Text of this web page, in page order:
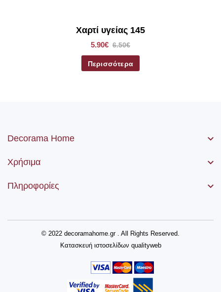
Χαρτί υγείας 145
5.90€ 6.50€
Περισσότερα
Decorama Home
Χρήσιμα
Πληροφορίες
© 2022 decoramahome.gr . All Rights Reserved.
Κατασκευή ιστοσελίδων qualityweb